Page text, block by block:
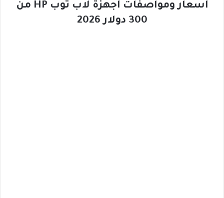
أسعار ومواصفات أجهزة لاب توب HP من
300 دولار 2026